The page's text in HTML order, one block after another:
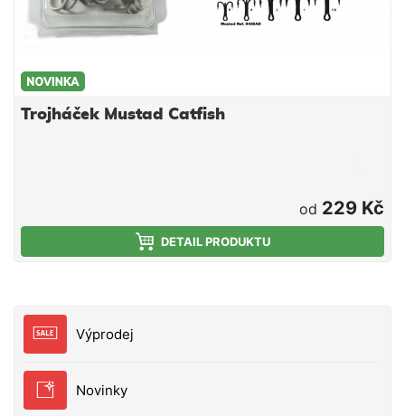
Výprodej
Novinky
Trojháček Mustad Catfish
od 229 Kč
DETAIL PRODUKTU